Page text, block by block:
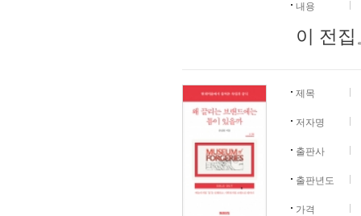
내용
이 전
제목
저자명
출판사
출판년도
가격